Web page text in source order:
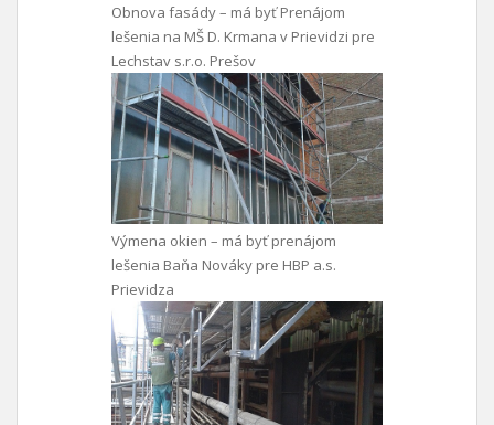
Obnova fasády – má byť Prenájom
lešenia na MŠ D. Krmana v Prievidzi pre
Lechstav s.r.o. Prešov
Výmena okien – má byť prenájom
lešenia Baňa Nováky pre HBP a.s.
Prievidza